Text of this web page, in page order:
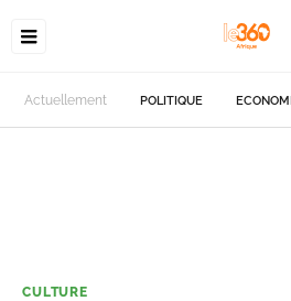
Actuellement POLITIQUE
CULTURE